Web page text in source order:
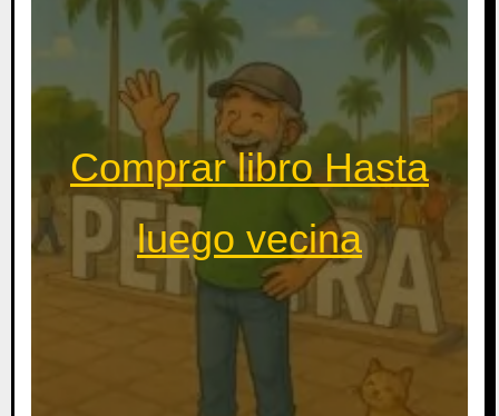
Comprar libro Hasta
luego vecina